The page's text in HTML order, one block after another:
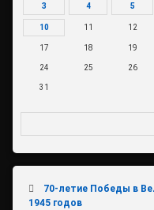
3 4 5
10 11 12
17 18 19
24 25 26
31
70-летие Победы в
1945 годов